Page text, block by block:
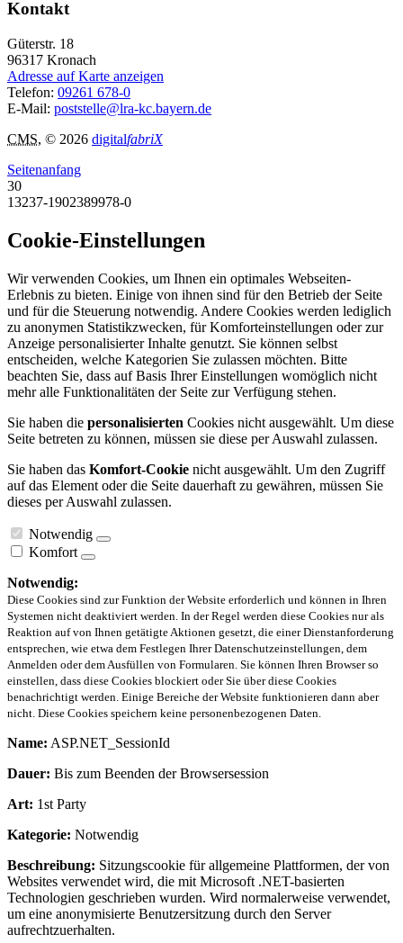
Kontakt
Güterstr. 18
96317 Kronach
Adresse auf Karte anzeigen
Telefon: 09261 678-0
E-Mail: poststelle@lra-kc.bayern.de
CMS, © 2026 digitalfabriX
Seitenanfang
30
13237-1902389978-0
Cookie-Einstellungen
Wir verwenden Cookies, um Ihnen ein optimales Webseiten-
Erlebnis zu bieten. Einige von ihnen sind für den Betrieb der Seite
und für die Steuerung notwendig. Andere Cookies werden lediglich
zu anonymen Statistikzwecken, für Komforteinstellungen oder zur
Anzeige personalisierter Inhalte genutzt. Sie können selbst
entscheiden, welche Kategorien Sie zulassen möchten. Bitte
beachten Sie, dass auf Basis Ihrer Einstellungen womöglich nicht
mehr alle Funktionalitäten der Seite zur Verfügung stehen.
Sie haben die personalisierten Cookies nicht ausgewählt. Um diese
Seite betreten zu können, müssen sie diese per Auswahl zulassen.
Sie haben das Komfort-Cookie nicht ausgewählt. Um den Zugriff
auf das Element oder die Seite dauerhaft zu gewähren, müssen Sie
dieses per Auswahl zulassen.
Notwendig
Komfort
Notwendig:
Diese Cookies sind zur Funktion der Website erforderlich und können in Ihren
Systemen nicht deaktiviert werden. In der Regel werden diese Cookies nur als
Reaktion auf von Ihnen getätigte Aktionen gesetzt, die einer Dienstanforderung
entsprechen, wie etwa dem Festlegen Ihrer Datenschutzeinstellungen, dem
Anmelden oder dem Ausfüllen von Formularen. Sie können Ihren Browser so
einstellen, dass diese Cookies blockiert oder Sie über diese Cookies
benachrichtigt werden. Einige Bereiche der Website funktionieren dann aber
nicht. Diese Cookies speichern keine personenbezogenen Daten.
Name: ASP.NET_SessionId
Dauer: Bis zum Beenden der Browsersession
Art: 1st Party
Kategorie: Notwendig
Beschreibung: Sitzungscookie für allgemeine Plattformen, der von
Websites verwendet wird, die mit Microsoft .NET-basierten
Technologien geschrieben wurden. Wird normalerweise verwendet,
um eine anonymisierte Benutzersitzung durch den Server
aufrechtzuerhalten.